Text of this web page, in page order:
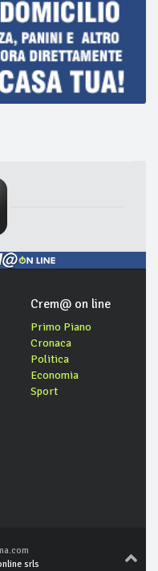
Crem@ on line
Primo Piano
Cronaca
Politica
Economia
Sport
srls